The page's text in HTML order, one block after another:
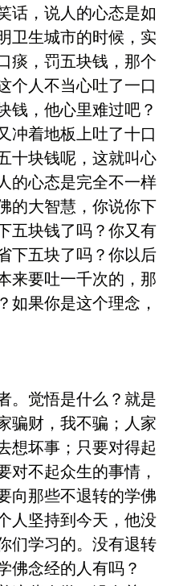
话，说人的心态是如
卫生城市的时候，实
痰，罚五块钱，那个
个人不当心吐了一口
钱，他心里难过吧？
冲着地板上吐了十口
十块钱呢，这就叫心
的心态是完全不一样
的大智慧，你说你下
五块钱了吗？你又有
下五块了吗？你以后
来要吐一千次的，那
如果你是这个理念，
觉悟是什么？就是
骗财，我不骗；人家
想坏事；只要对得起
对不起众生的事情，
向那些不退转的学佛
人坚持到今天，他没
们学习的。没有退转
佛念经的人有吗？